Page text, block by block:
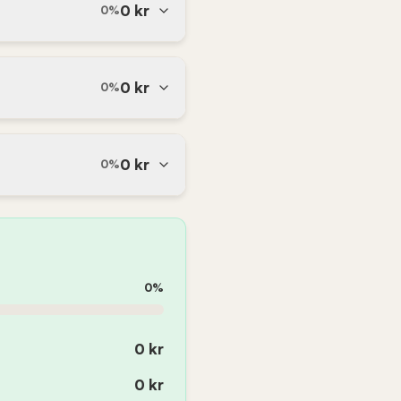
0%0 kr
0%0 kr
0%0 kr
0%
0 kr
0 kr